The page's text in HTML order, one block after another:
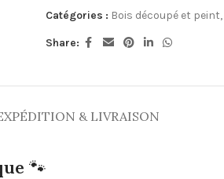
Catégories : Bois découpé et peint,
Share:
& LIVRAISON
🐾